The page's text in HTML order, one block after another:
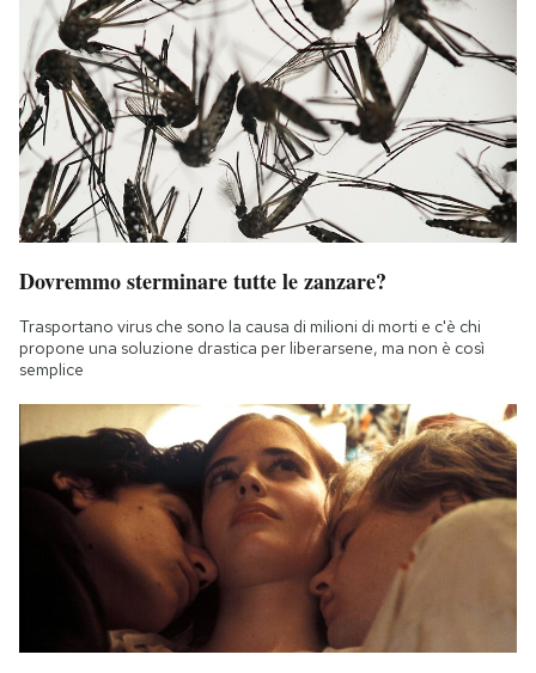
Dovremmo sterminare tutte le zanzare?
Trasportano virus che sono la causa di milioni di morti e c'è chi
propone una soluzione drastica per liberarsene, ma non è così
semplice